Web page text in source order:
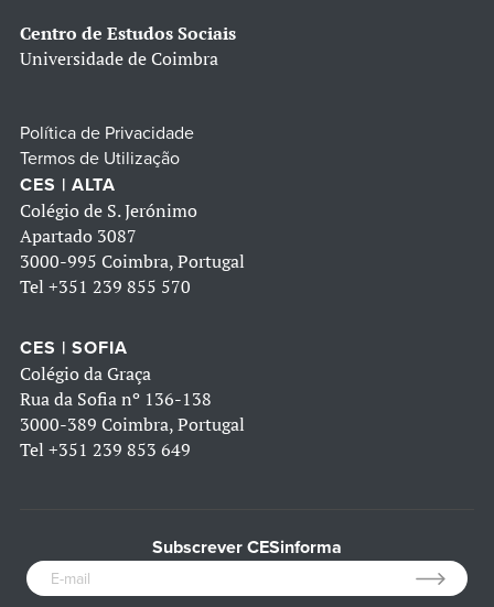
Centro de Estudos Sociais
Universidade de Coimbra
Política de Privacidade
Termos de Utilização
CES | ALTA
Colégio de S. Jerónimo
Apartado 3087
3000-995 Coimbra, Portugal
Tel +351 239 855 570
CES | SOFIA
Colégio da Graça
Rua da Sofia nº 136-138
3000-389 Coimbra, Portugal
Tel +351 239 853 649
Subscrever CESinforma